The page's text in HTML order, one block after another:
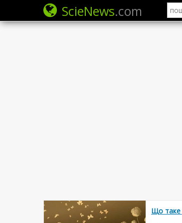
ScieNews.com
Що таке